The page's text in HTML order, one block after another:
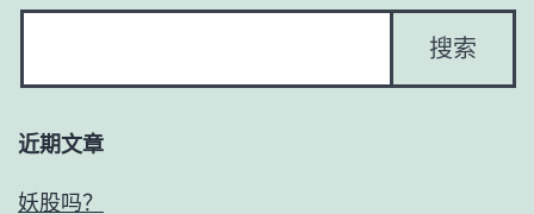
近期文章
妖股吗？